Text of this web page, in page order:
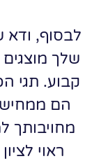
לבסוף, ודא
שלך
קבוע. תגי
הם
מחויבותך